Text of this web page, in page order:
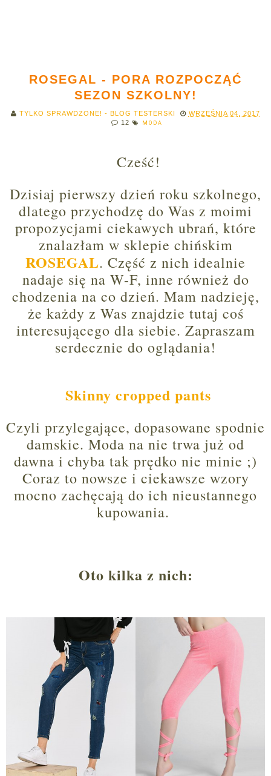
ROSEGAL - PORA ROZPOCZĄĆ
SEZON SZKOLNY!
TYLKO SPRAWDZONE! - BLOG TESTERSKI
WRZEŚNIA 04, 2017
12
MODA
Cześć!
Dzisiaj pierwszy dzień roku szkolnego,
dlatego przychodzę do Was z moimi
propozycjami ciekawych ubrań, które
znalazłam w sklepie chińskim
ROSEGAL. Część z nich idealnie
nadaje się na W-F, inne również do
chodzenia na co dzień. Mam nadzieję,
że każdy z Was znajdzie tutaj coś
interesującego dla siebie. Zapraszam
serdecznie do oglądania!
Skinny cropped pants
Czyli przylegające, dopasowane spodnie
damskie. Moda na nie trwa już od
dawna i chyba tak prędko nie minie ;)
Coraz to nowsze i ciekawsze wzory
mocno zachęcają do ich nieustannego
kupowania.
Oto kilka z nich: